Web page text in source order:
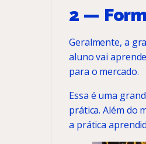
2 —
Geralmente, a
aluno vai
para o mercado.
Essa é uma
prática. Além do
a prática